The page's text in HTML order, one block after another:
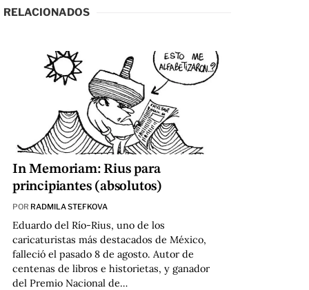
RELACIONADOS
In Memoriam: Rius para
principiantes (absolutos)
POR RADMILA STEFKOVA
Eduardo del Río-Rius, uno de los
caricaturistas más destacados de México,
falleció el pasado 8 de agosto. Autor de
centenas de libros e historietas, y ganador
del Premio Nacional de…